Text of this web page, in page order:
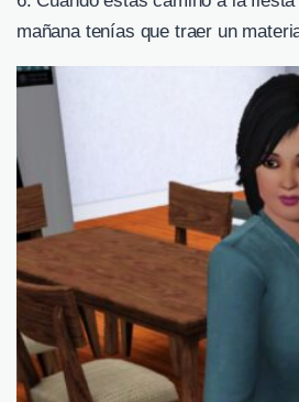
mañana tenías que traer un